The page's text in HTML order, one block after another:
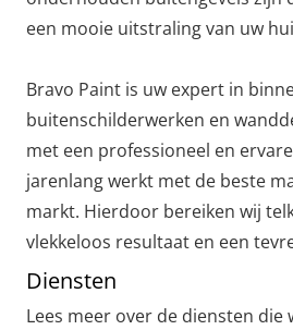
een mooie uitstraling van uw
Bravo Paint is uw expert in
buitenschilderwerken en
met een professioneel en
jarenlang werkt met de beste
markt. Hierdoor bereiken wij
vlekkeloos resultaat en een
Diensten
Lees meer over de diensten die